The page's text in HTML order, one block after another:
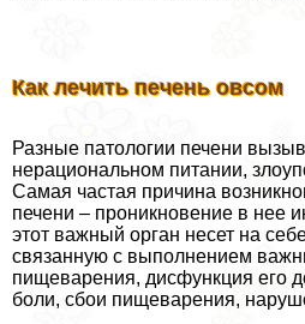
Как лечить печень овсом
Разные патологии печени
нерациональном питании,
Самая частая причина
печени – проникновение в нее
этот важный орган несет на
связанную с выполнением
пищеварения, дисфункция его
боли, сбои пищеварения,